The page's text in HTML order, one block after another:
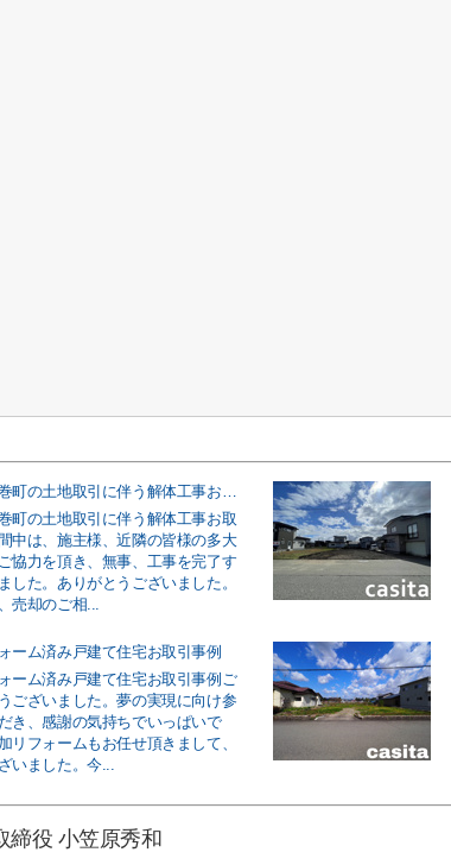
大仙市大曲戸巻町の土地取引に伴う解体工事お取引事例
町の土地取引に伴う解体工事お取
中は、施主様、近隣の皆様の多大
協力を頂き、無事、工事を完了す
した。ありがとうございました。
売却のご相...
ーム済み戸建て住宅お取引事例
ーム済み戸建て住宅お取引事例ご
ございました。夢の実現に向け参
き、感謝の気持ちでいっぱいで
リフォームもお任せ頂きまして、
いました。今...
締役 小笠原秀和